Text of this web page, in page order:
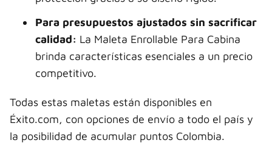
Para presupuestos ajustados sin sacrificar
calidad: La Maleta Enrollable Para Cabina
brinda características esenciales a un precio
competitivo.
Todas estas maletas están disponibles en
Éxito.com, con opciones de envío a todo el país y
la posibilidad de acumular puntos Colombia.